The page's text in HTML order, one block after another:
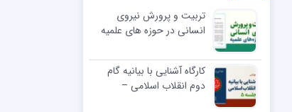
تربیت و پرورش نیروی
انسانی در حوزه های علمیه
کارگاه آشنایی با بیانیه گام
دوم انقلاب اسلامی –